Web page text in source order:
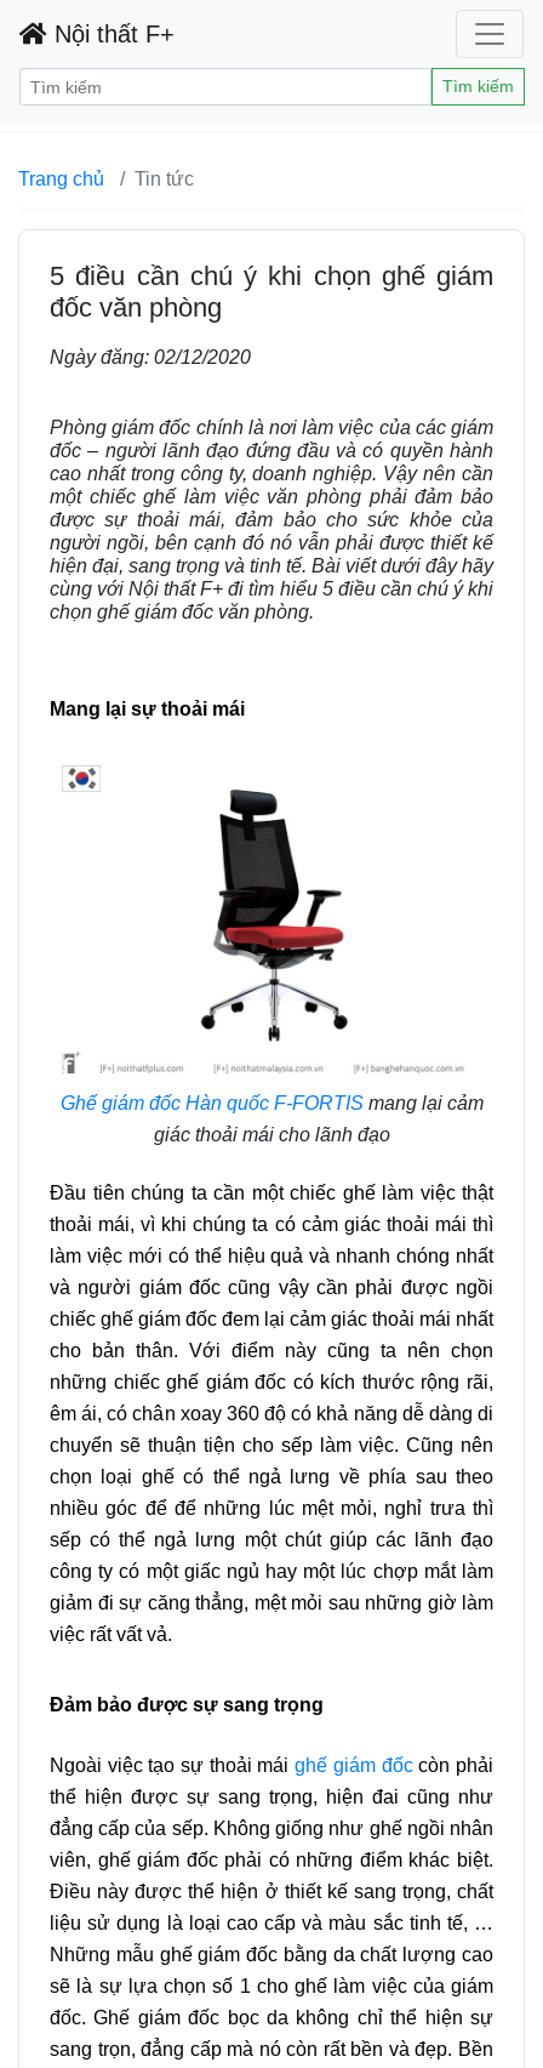
Nội thất F+
Tìm kiếm
Trang chủ Tin tức
5 điều cần chú ý khi chọn ghế giám
đốc văn phòng
Ngày đăng: 02/12/2020
Phòng giám đốc chính là nơi làm việc của các giám
đốc – người lãnh đạo đứng đầu và có quyền hành
cao nhất trong công ty, doanh nghiệp. Vậy nên cần
một chiếc ghế làm việc văn phòng phải đảm bảo
được sự thoải mái, đảm bảo cho sức khỏe của
người ngồi, bên cạnh đó nó vẫn phải được thiết kế
hiện đại, sang trọng và tinh tế. Bài viết dưới đây hãy
cùng với Nội thất F+ đi tìm hiểu 5 điều cần chú ý khi
chọn ghế giám đốc văn phòng.
Mang lại sự thoải mái
Ghế giám đốc Hàn quốc F-FORTISmang lại cảm
giác thoải mái cho lãnh đạo
Đầu tiên chúng ta cần một chiếc ghế làm việc thật
thoải mái, vì khi chúng ta có cảm giác thoải mái thì
làm việc mới có thể hiệu quả và nhanh chóng nhất
và người giám đốc cũng vậy cần phải được ngồi
chiếc ghế giám đốc đem lại cảm giác thoải mái nhất
cho bản thân. Với điểm này cũng ta nên chọn
những chiếc ghế giám đốc có kích thước rộng rãi,
êm ái, có chân xoay 360 độ có khả năng dễ dàng di
chuyển sẽ thuận tiện cho sếp làm việc. Cũng nên
chọn loại ghế có thể ngả lưng về phía sau theo
nhiều góc để để những lúc mệt mỏi, nghỉ trưa thì
sếp có thể ngả lưng một chút giúp các lãnh đạo
công ty có một giấc ngủ hay một lúc chợp mắt làm
giảm đi sự căng thẳng, mệt mỏi sau những giờ làm
việc rất vất vả.
Đảm bảo được sự sang trọng
Ngoài việc tạo sự thoải máighế giám đốccòn phải
thể hiện được sự sang trọng, hiện đai cũng như
đẳng cấp của sếp. Không giống như ghế ngồi nhân
viên, ghế giám đốc phải có những điểm khác biệt.
Điều này được thể hiện ở thiết kế sang trọng, chất
liệu sử dụng là loại cao cấp và màu sắc tinh tế, …
Những mẫu ghế giám đốc bằng da chất lượng cao
sẽ là sự lựa chọn số 1 cho ghế làm việc của giám
đốc. Ghế giám đốc bọc da không chỉ thể hiện sự
sang trọn, đẳng cấp mà nó còn rất bền và đẹp. Bền